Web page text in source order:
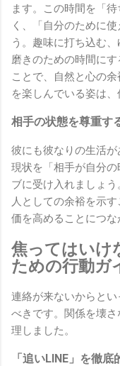
ます。この時間を「
く、「自分のために
う。趣味に打ち込む
磨きのための時間に
ことで、自然と心の
を楽しんでいる姿は、
相手の状態を尊重す
彼にも彼なりの生活
現状を「相手が自分
ブに受け入れましょ
人としての余裕を示
価を高めることにつな
焦ってはいけ
ための行動ガ
連絡が来ないからと
べきです。関係を壊
理しました。
「追いLINE」を徹底